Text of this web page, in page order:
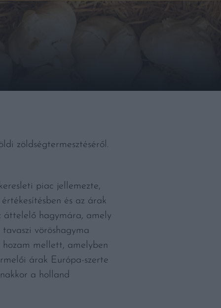
zöldségtermesztéséről.
piac jellemezte,
és az árak
áttelelő hagymára, amely
vöröshagyma
mellett, amelyben
árak Európa-szerte
a holland